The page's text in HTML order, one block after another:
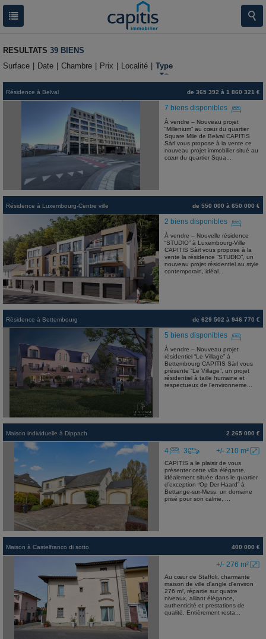
RESULTATS 39 BIENS
Surface
Date Chambre Prix Localité Type
Résidence à Belval de 365 392 à 1 860 321 €
7 biens disponibles
À vendre – Nouveau projet
“Millenium” au cœur du quartier
Square Mile de Belval CAPITIS
Sàrl vous propose à la vente ce
nouveau projet immobilier situé au
cœur du quartier Squa...
Résidence à Luxembourg-Centre ville de 550 000 à 650 000 €
2 biens disponibles
À vendre – Nouvelle résidence
“STUDIO” à Luxembourg-Ville
CAPITIS Sàrl vous propose à la
vente la résidence “STUDIO”, un
nouveau projet résidentiel au style
contemporain, idéal...
Résidence à Bettembourg de 629 502 à 946 770 €
5 biens disponibles
À vendre – Nouveau projet
résidentiel “Le Village” à
Bettembourg CAPITIS Sàrl vous
présente “Le Village”, un projet
résidentiel à taille humaine et
respectueux de l’environneme...
Maison individuelle à Dippach 2 265 000 €
+/- 210 m²
4 3
CAPITIS a le plaisir de vous
présenter cette villa élégante,
idéalement située dans le quartier
d’exception “Op Der Haard” à
Bettange-sur-Mess, un domaine
prisé pour son calme, ...
Maison à Castelfranco di sotto 400 000 €
+/- 276 m²
Au cœur de Staffoli, charmante
maison de ville d'angle d'environ
276 m², répartie sur quatre
niveaux, alliant élégance,
authenticité et prestations de
qualité. Entièrement resta...